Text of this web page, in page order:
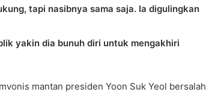
tapi nasibnya sama saja. Ia digulingkan
yakin dia bunuh diri untuk mengakhiri
mantan presiden Yoon Suk Yeol bersalah